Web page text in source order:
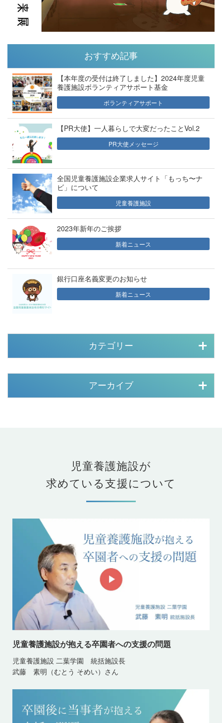
おすすめ記事
【本年度の受付は終了しました】2024年度児童
養護施設ボランティアサポート基金
ボランティアサポート
【PR大使】一人暮らしで大変だったことVol.2
PR大使メッセージ
全国児童養護施設企業求人サイト「もっち〜ナ
ビ」について
児童養護施設
2023年新年のご挨拶
新着ニュース
銀行口座名義変更のお知らせ
新着ニュース
カテゴリー
アーカイブ
児童養護施設が
求めている支援について
児童養護施設が抱える卒園者への支援の問題
児童養護施設 二葉学園 統括施設長
武藤 素明（むとう そめい）さん